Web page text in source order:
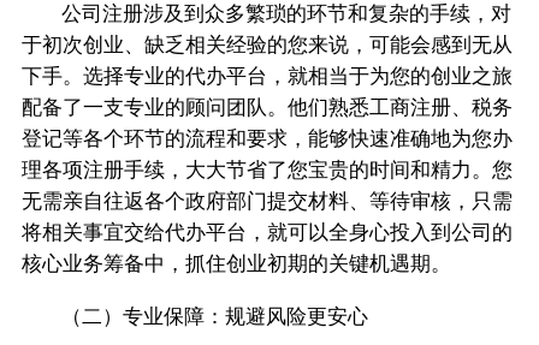
公司注册涉及到众多繁琐的环节和复杂的手续，对
于初次创业、缺乏相关经验的您来说，可能会感到无从
下手。选择专业的代办平台，就相当于为您的创业之旅
配备了一支专业的顾问团队。他们熟悉工商注册、税务
登记等各个环节的流程和要求，能够快速准确地为您办
理各项注册手续，大大节省了您宝贵的时间和精力。您
无需亲自往返各个政府部门提交材料、等待审核，只需
将相关事宜交给代办平台，就可以全身心投入到公司的
核心业务筹备中，抓住创业初期的关键机遇期。
（二）专业保障：规避风险更安心